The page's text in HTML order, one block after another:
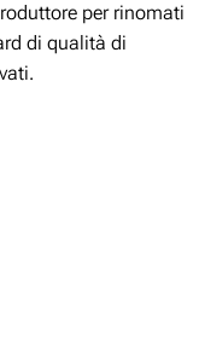
per rinomati
di qualità di